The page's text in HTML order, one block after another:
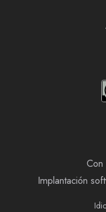
Implantación